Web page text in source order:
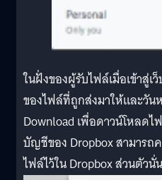
ในฝั่งของผู้รับไฟล์เมื่อเข้าสู่
ของไฟล์ที่ถูกส่งมาให้และวั
Download เพื่อดาวน์โหลดไ
บัญชีของ Dropbox สามารถ
ไฟล์ไว้ใน Dropbox ส่วนตัวนั่